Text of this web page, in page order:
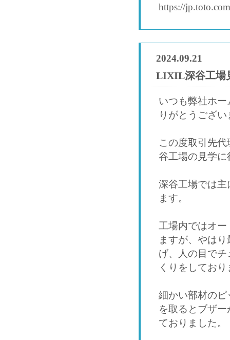
https://
2024.09.21
LIXIL深谷工場
いつも弊社ホ
りがとうござい
この度取引先
谷工場の見学
深谷工場では
ます。
工場内ではオ
ますが、やは
げ、人の目で
くりをしてお
細かい部材の
を取るとブザ
ておりました。